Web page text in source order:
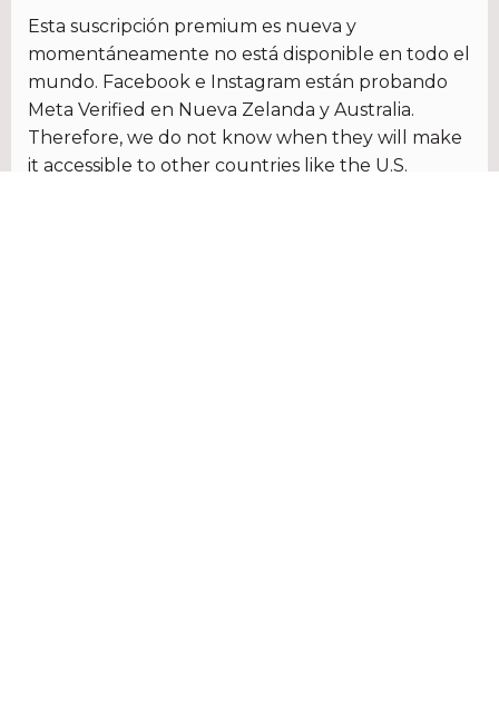
Esta suscripción premium es nueva y
momentáneamente no está disponible en todo el
mundo. Facebook e Instagram están probando
Meta Verified en Nueva Zelanda y Australia.
Therefore, we do not know when they will make
it accessible to other countries like the U.S.